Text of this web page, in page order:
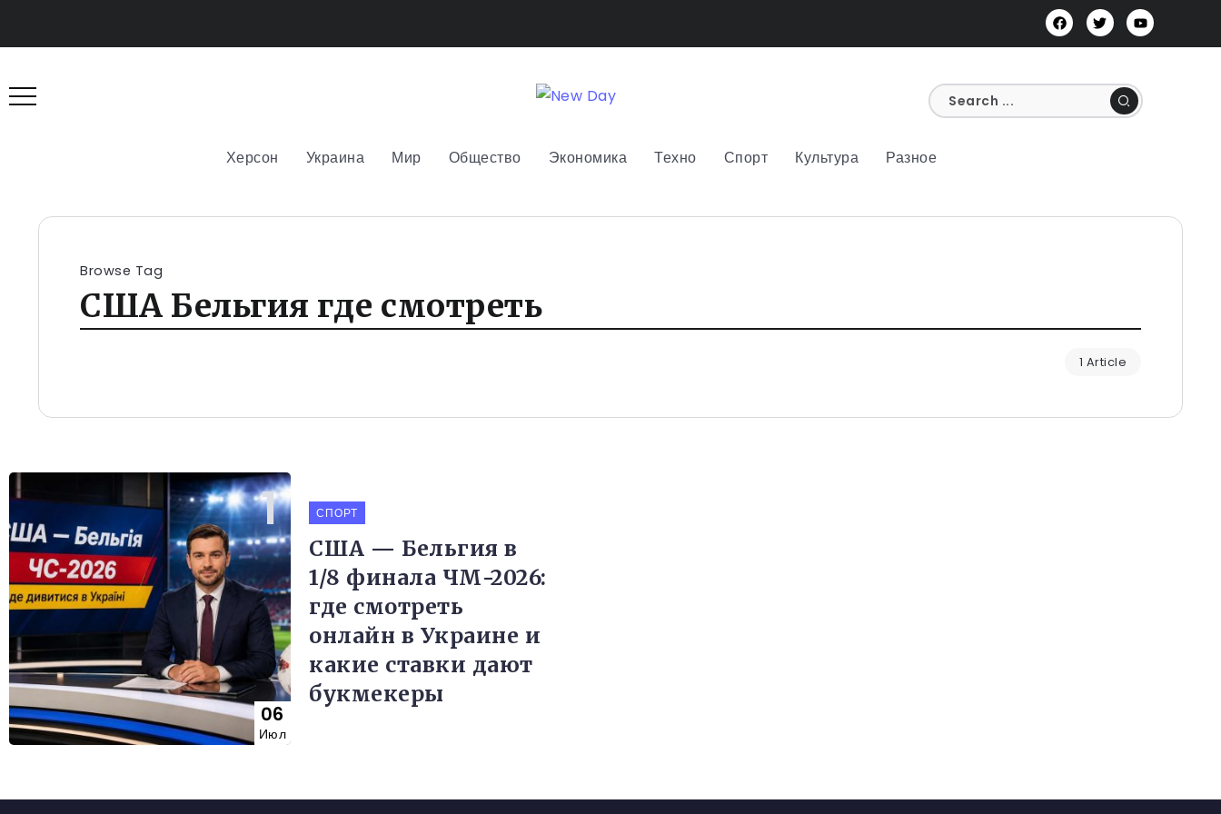
Херсон Украина Мир Общество Экономика Техно Спорт Культура Разное
Browse Tag
США Бельгия где смотреть
1 Article
06
Июл
СПОРТ
США — Бельгия в
1/8 финала ЧМ-2026:
где смотреть
онлайн в Украине и
какие ставки дают
букмекеры